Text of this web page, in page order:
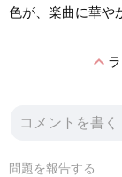
色が、楽曲に華や
expand_less
問題を報告する